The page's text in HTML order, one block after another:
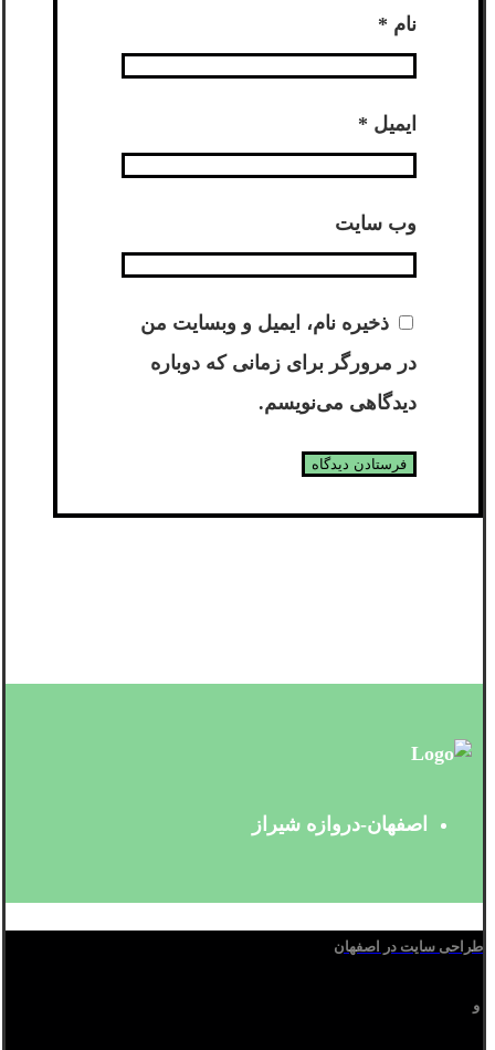
نام *
ایمیل *
وب‌ سایت
ذخیره نام، ایمیل و وبسایت من
در مرورگر برای زمانی که دوباره
دیدگاهی می‌نویسم.
اصفهان-دروازه شیراز
طراحی سایت در اصفهان
و